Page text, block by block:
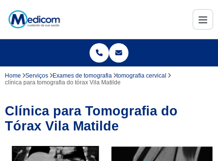
Home Serviços Exames de tomografia
tomografia cervical
clínica para tomografia do tórax Vila Matilde
Clínica para Tomografia do
Tórax Vila Matilde